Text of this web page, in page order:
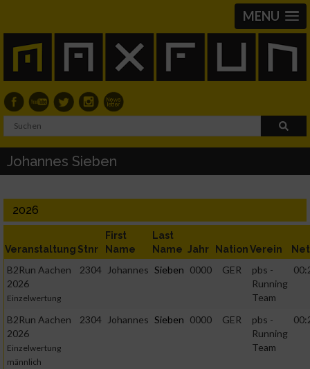
MENU
Johannes Sieben
2026
Veranstaltung Stnr
First
Name
Last
Name Jahr NationVerein Net
B2Run Aachen
2026
Einzelwertung
2304 Johannes Sieben 0000 GER
pbs -
Running
Team
B2Run Aachen
2026
Einzelwertung
männlich
2304 Johannes Sieben 0000 GER
pbs -
Running
Team